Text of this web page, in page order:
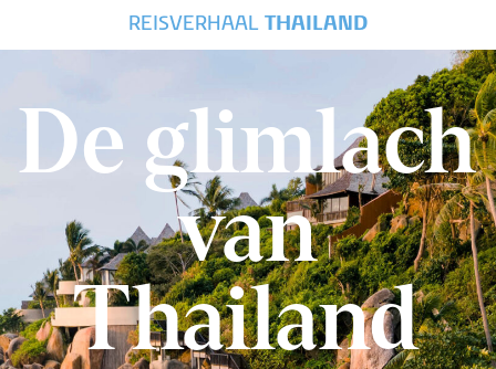
REISVERHAAL THAILAND
De glimlach
van
Thailand